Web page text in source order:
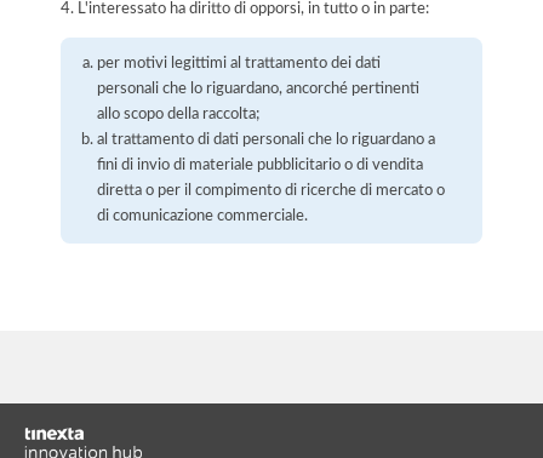
4. L'interessato ha diritto di opporsi, in tutto o in parte:
per motivi legittimi al trattamento dei dati
personali che lo riguardano, ancorché pertinenti
allo scopo della raccolta;
al trattamento di dati personali che lo riguardano a
fini di invio di materiale pubblicitario o di vendita
diretta o per il compimento di ricerche di mercato o
di comunicazione commerciale.